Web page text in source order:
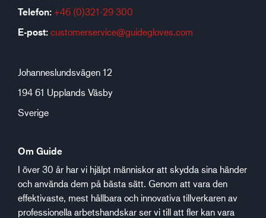
Telefon: +46 (0)321-29 300
E-post: customerservice@guidegloves.com
Johanneslundsvägen 12
194 61 Upplands Väsby
Sverige
Om Guide
I över 30 år har vi hjälpt människor att skydda sina händer
och använda dem på bästa sätt. Genom att vara den
effektivaste, mest hållbara och innovativa tillverkaren av
professionella arbetshandskar ser vi till att fler kan vara